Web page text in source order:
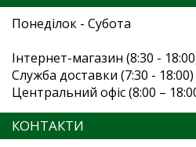
Понеділок - Субота
Інтернет-магазин (8:30 -
Служба доставки (7:30 - 18:00)
Центральний офіс (8:00 –
КОНТАКТИ